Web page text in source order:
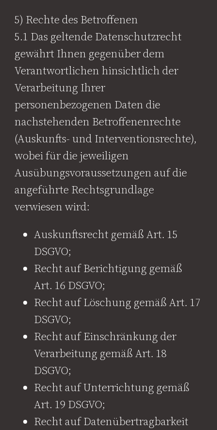
5) Rechte des Betroffenen
5.1 Das geltende Datenschutzrecht
gewährt Ihnen gegenüber dem
Verantwortlichen hinsichtlich der
Verarbeitung Ihrer
personenbezogenen Daten die
nachstehenden Betroffenenrechte
(Auskunfts- und Interventionsrechte),
wobei für die jeweiligen
Ausübungsvoraussetzungen auf die
angeführte Rechtsgrundlage
verwiesen wird:
Auskunftsrecht gemäß Art. 15
DSGVO;
Recht auf Berichtigung gemäß
Art. 16 DSGVO;
Recht auf Löschung gemäß Art. 17
DSGVO;
Recht auf Einschränkung der
Verarbeitung gemäß Art. 18
DSGVO;
Recht auf Unterrichtung gemäß
Art. 19 DSGVO;
Recht auf Datenübertragbarkeit